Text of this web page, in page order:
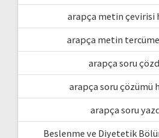
arapça metin çevirisi
arapça metin
arapça soru
arapça soru çözümü
arapça soru
Beslenme ve Diyetetik